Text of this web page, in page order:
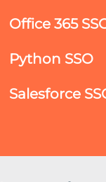
Office 365
Python SSO
Salesforce